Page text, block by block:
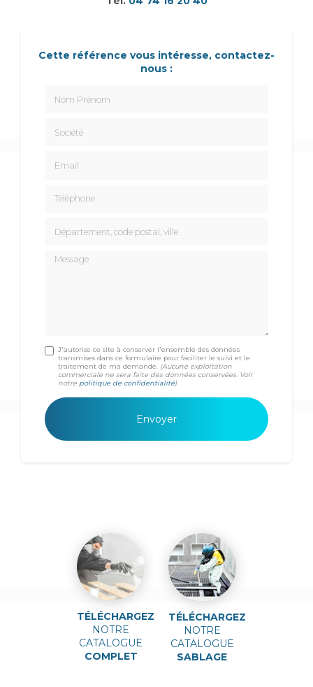
Cette référence vous intéresse, contactez-
nous :
Message
J'autorise ce site à conserver l'ensemble des données
transmises dans ce formulaire pour faciliter le suivi et le
traitement de ma demande.
(Aucune exploitation
commerciale ne sera faite des données conservées. Voir
notre politique de confidentialité)
TÉLÉCHARGEZ
NOTRE
CATALOGUE
COMPLET
TÉLÉCHARGEZ
NOTRE
CATALOGUE
SABLAGE